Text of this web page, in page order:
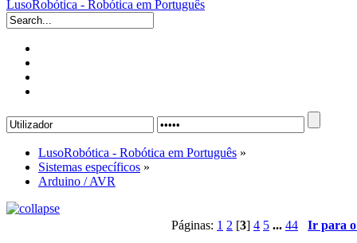
LusoRobótica - Robótica em Português
LusoRobótica - Robótica em Português »
Sistemas específicos »
Arduino / AVR
Páginas: 1 2 [3] 4 5 ... 44
Ir para